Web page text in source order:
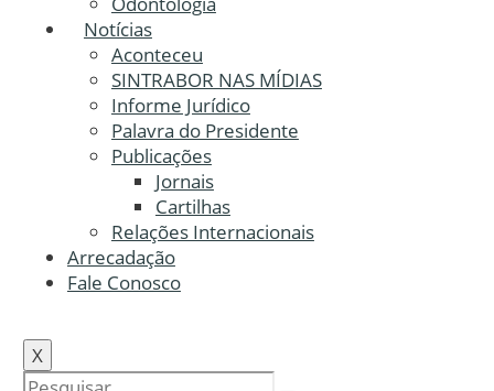
Notícias
Aconteceu
SINTRABOR NAS MÍDIAS
Informe Jurídico
Palavra do Presidente
Publicações
Jornais
Cartilhas
Relações Internacionais
Arrecadação
Fale Conosco
X